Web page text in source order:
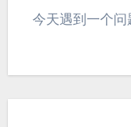
今天遇到一个